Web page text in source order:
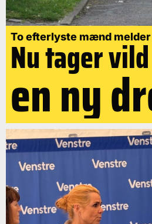
To efterlyste mænd
Nu tager
en ny